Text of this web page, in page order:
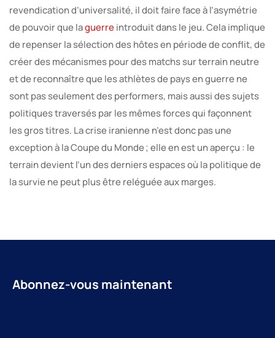
revendication d’universalité, il doit faire face à l’asymétrie
de pouvoir que laguerreintroduit dans le jeu. Cela implique
de repenser la sélection des hôtes en période de conflit, de
créer des mécanismes pour des matchs sur terrain neutre
et de reconnaître que les athlètes de pays en guerre ne
sont pas seulement des performers, mais aussi des sujets
politiques traversés par les mêmes forces qui façonnent
les gros titres. La crise iranienne n’est donc pas une
exception à la Coupe du Monde ; elle en est un aperçu : le
terrain devient l’un des derniers espaces où la politique de
la survie ne peut plus être reléguée aux marges.
Abonnez-vous maintenant